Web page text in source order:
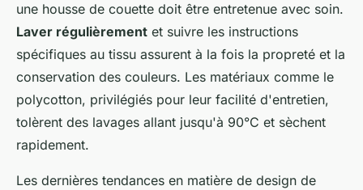
une housse de couette doit être entretenue avec soin.
Laver régulièrement et suivre les instructions
spécifiques au tissu assurent à la fois la propreté et la
conservation des couleurs. Les matériaux comme le
polycotton, privilégiés pour leur facilité d'entretien,
tolèrent des lavages allant jusqu'à 90°C et sèchent
rapidement.
Les dernières tendances en matière de design de